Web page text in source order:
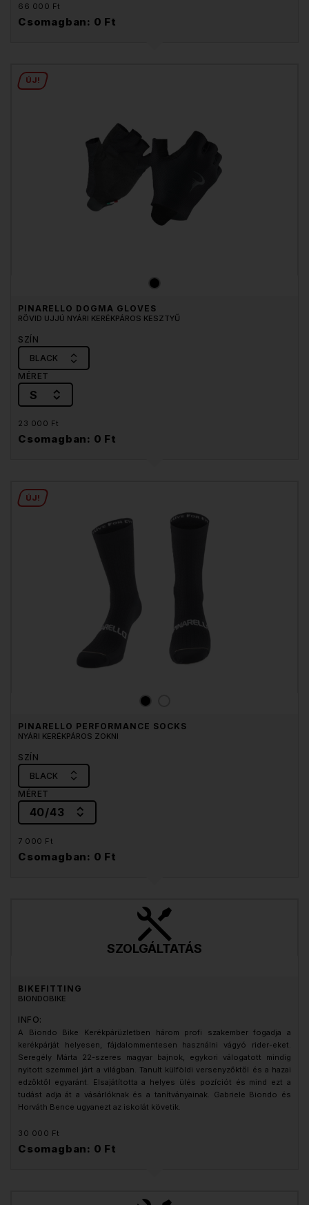
66 000 Ft
Csomagban: 0 Ft
ÚJ!
PINARELLO DOGMA GLOVES
RÖVID UJJÚ NYÁRI KERÉKPÁROS KESZTYŰ
SZÍN
BLACK
MÉRET
S
23 000 Ft
Csomagban: 0 Ft
ÚJ!
PINARELLO PERFORMANCE SOCKS
NYÁRI KERÉKPÁROS ZOKNI
SZÍN
BLACK
MÉRET
40/43
7 000 Ft
Csomagban: 0 Ft
SZOLGÁLTATÁS
BIKEFITTING
BIONDOBIKE
INFO:
A Biondo Bike Kerékpárüzletben három profi szakember fogadja a
kerékpárját helyesen, fájdalommentesen használni vágyó rider-eket.
Seregély Márta 22-szeres magyar bajnok, egykori válogatott mindig
nyitott szemmel járt a világban. Tanult külföldi versenyzőktől és a hazai
edzőktől egyaránt. Elsajátította a helyes ülés pozíciót és mind ezt a
tudást adja át a vásárlóknak és a tanítványainak. Gabriele Biondo és
Horváth Bence ugyanezt az iskolát követik.
30 000 Ft
Csomagban: 0 Ft